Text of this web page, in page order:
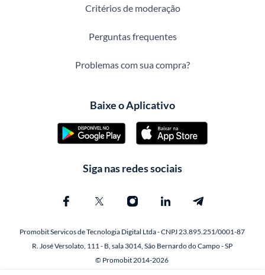
Critérios de moderação
Perguntas frequentes
Problemas com sua compra?
Baixe o Aplicativo
Siga nas redes sociais
Promobit Servicos de Tecnologia Digital Ltda - CNPJ 23.895.251/0001-87
R. José Versolato, 111 - B, sala 3014, São Bernardo do Campo - SP
© Promobit 2014-2026